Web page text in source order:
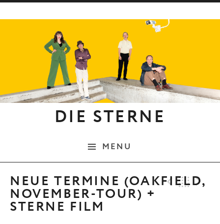
DIE STERNE
MENU
NEUE TERMINE (OAKFIELD,
NOVEMBER-TOUR) +
STERNE FILM